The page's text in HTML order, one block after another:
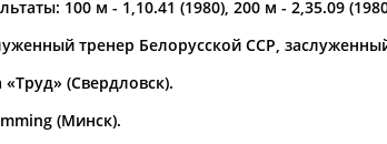
100 м - 1,10.41 (1980), 200 м - 2,35.09
тренер Белорусской ССР,
«Труд» (Свердловск).
(Минск).